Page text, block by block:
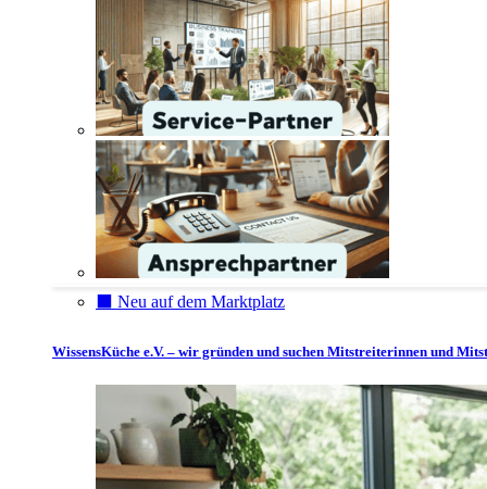
⬛️ Neu auf dem Marktplatz
WissensKüche e.V. – wir gründen und suchen Mitstreiterinnen und